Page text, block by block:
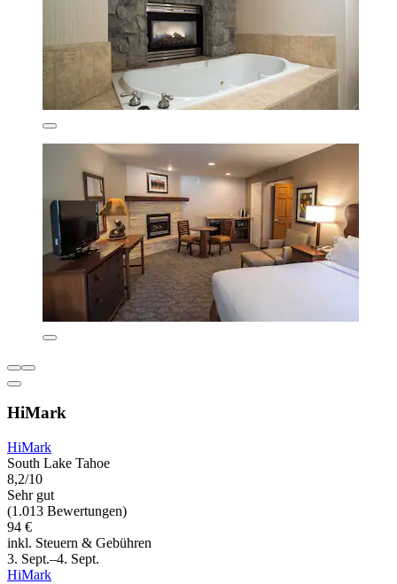
HiMark
HiMark
South Lake Tahoe
8,2/10
Sehr gut
(1.013 Bewertungen)
94 €
inkl. Steuern & Gebühren
3. Sept.–4. Sept.
HiMark